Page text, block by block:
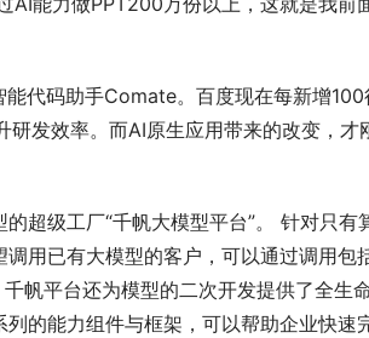
代码助手Comate。百度现在每新增100
发效率。而AI原生应用带来的改变，才
超级工厂“千帆大模型平台”。 针对只有
用已有大模型的客户，可以通过调用包
帆平台还为模型的二次开发提供了全生
的能力组件与框架，可以帮助企业快速